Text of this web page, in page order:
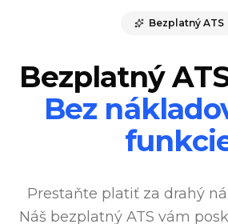
Bezplatný ATS
Bezplatný
Bez
Prestaňte platiť za drahý
Náš bezplatný ATS vám